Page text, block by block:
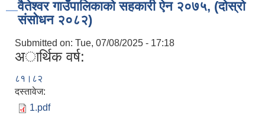
वैतेश्वर गाउँपालिकाको सहकारी ऐन २०७५, (दोस्रो
संसोधन २०८२)
Submitted on: Tue, 07/08/2025 - 17:18
अार्थिक वर्ष:
८१।८२
दस्तावेज:
1.pdf